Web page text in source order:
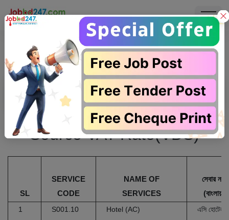
Source VAT Rate
Source VAT Rate(VDS)
SL
SERVICE
CODE
NAME OF
SERVICES
সেবার নাম
(বাংলায়)
1 S001.10 Hotel (AC) এসি হোটেল